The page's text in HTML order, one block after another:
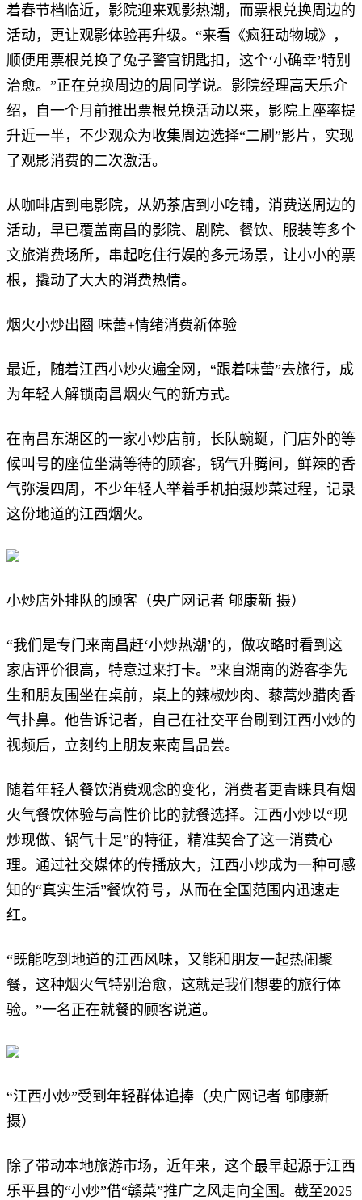
着春节档临近，影院迎来观影热潮，而票根兑换周边的
活动，更让观影体验再升级。“来看《疯狂动物城》，
顺便用票根兑换了兔子警官钥匙扣，这个‘小确幸’特别
治愈。”正在兑换周边的周同学说。影院经理高天乐介
绍，自一个月前推出票根兑换活动以来，影院上座率提
升近一半，不少观众为收集周边选择“二刷”影片，实现
了观影消费的二次激活。
从咖啡店到电影院，从奶茶店到小吃铺，消费送周边的
活动，早已覆盖南昌的影院、剧院、餐饮、服装等多个
文旅消费场所，串起吃住行娱的多元场景，让小小的票
根，撬动了大大的消费热情。
烟火小炒出圈 味蕾+情绪消费新体验
最近，随着江西小炒火遍全网，“跟着味蕾”去旅行，成
为年轻人解锁南昌烟火气的新方式。
在南昌东湖区的一家小炒店前，长队蜿蜒，门店外的等
候叫号的座位坐满等待的顾客，锅气升腾间，鲜辣的香
气弥漫四周，不少年轻人举着手机拍摄炒菜过程，记录
这份地道的江西烟火。
小炒店外排队的顾客（央广网记者 郇康新 摄）
“我们是专门来南昌赶‘小炒热潮’的，做攻略时看到这
家店评价很高，特意过来打卡。”来自湖南的游客李先
生和朋友围坐在桌前，桌上的辣椒炒肉、藜蒿炒腊肉香
气扑鼻。他告诉记者，自己在社交平台刷到江西小炒的
视频后，立刻约上朋友来南昌品尝。
随着年轻人餐饮消费观念的变化，消费者更青睐具有烟
火气餐饮体验与高性价比的就餐选择。江西小炒以“现
炒现做、锅气十足”的特征，精准契合了这一消费心
理。通过社交媒体的传播放大，江西小炒成为一种可感
知的“真实生活”餐饮符号，从而在全国范围内迅速走
红。
“既能吃到地道的江西风味，又能和朋友一起热闹聚
餐，这种烟火气特别治愈，这就是我们想要的旅行体
验。”一名正在就餐的顾客说道。
“江西小炒”受到年轻群体追捧（央广网记者 郇康新
摄）
除了带动本地旅游市场，近年来，这个最早起源于江西
乐平县的“小炒”借“赣菜”推广之风走向全国。截至2025